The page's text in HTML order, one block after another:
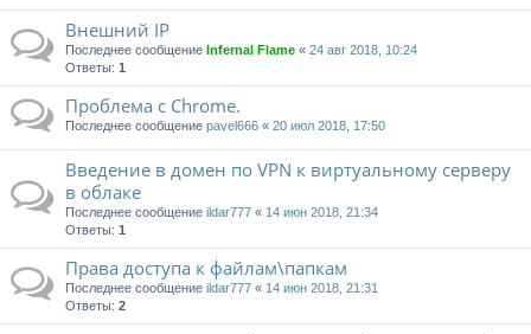
Внешний IP
Последнее сообщение Infernal Flame « 24 авг 2018, 10:24
Ответы: 1
Проблема с Chrome.
Последнее сообщение pavel666 « 20 июл 2018, 17:50
Введение в домен по VPN к виртуальному серверу
в облаке
Последнее сообщение ildar777 « 14 июн 2018, 21:34
Ответы: 1
Права доступа к файлам\папкам
Последнее сообщение ildar777 « 14 июн 2018, 21:31
Ответы: 2